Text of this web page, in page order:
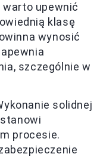
warto upewnić
klasę
wynosić
szczególnie w
solidnej
procesie.